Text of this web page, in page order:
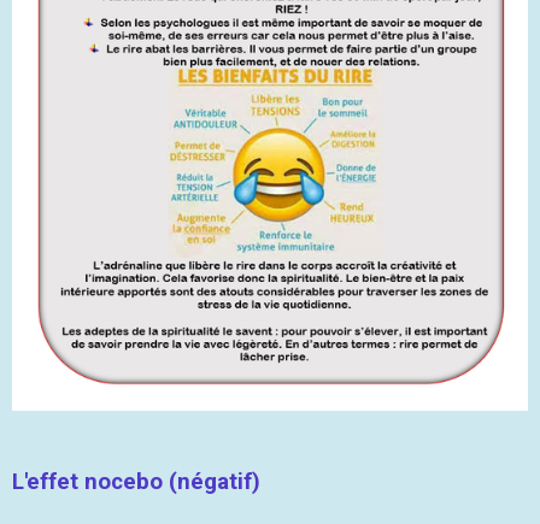
L'effet nocebo (négatif)